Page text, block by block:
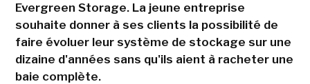
Evergreen Storage. La jeune entreprise
souhaite donner à ses clients la possibilité de
faire évoluer leur système de stockage sur une
dizaine d'années sans qu'ils aient à racheter une
baie complète.